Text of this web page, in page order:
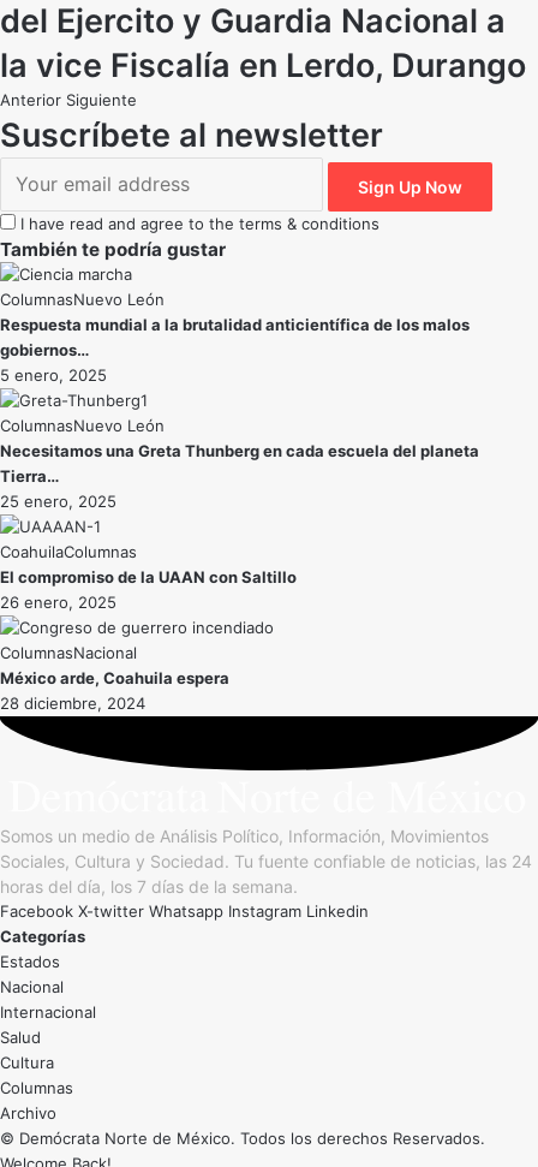
del Ejercito y Guardia Nacional a
la vice Fiscalía en Lerdo, Durango
Anterior Siguiente
Suscríbete al newsletter
I have read and agree to the terms & conditions
También te podría gustar
Nuevo León
Respuesta mundial a la brutalidad anticientífica de los malos
gobiernos…
5 enero, 2025
Nuevo León
Necesitamos una Greta Thunberg en cada escuela del planeta
Tierra…
25 enero, 2025
Coahuila
El compromiso de la UAAN con Saltillo
26 enero, 2025
Nacional
México arde, Coahuila espera
28 diciembre, 2024
Somos un medio de Análisis Político, Información, Movimientos
Sociales, Cultura y Sociedad. Tu fuente confiable de noticias, las 24
horas del día, los 7 días de la semana.
Facebook X-twitter Whatsapp Instagram Linkedin
Categorías
Estados
Nacional
Internacional
Salud
Cultura
Archivo
© Demócrata Norte de México. Todos los derechos Reservados.